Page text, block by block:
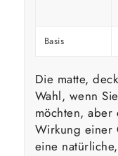
Basis
Die matte,
Wahl, wenn
möchten,
Wirkung einer
eine